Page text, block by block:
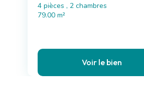
4 pièces , 2 chambres
79.00 m²
Voir le bien